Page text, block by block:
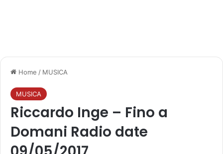
Home / MUSICA
MUSICA
Riccardo Inge – Fino a
Domani Radio date